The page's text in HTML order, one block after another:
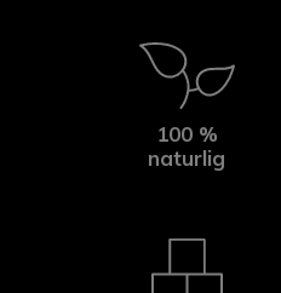
100 %
naturlig